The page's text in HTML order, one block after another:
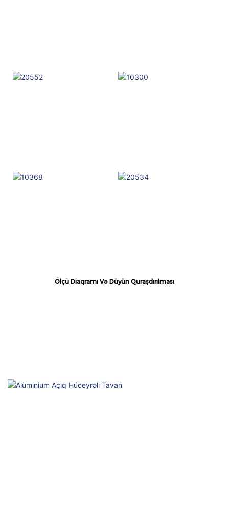
Ölçü Diaqramı Və Düyün Quraşdırılması